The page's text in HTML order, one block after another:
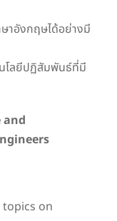
าอังกฤษได้อย่างมี
โลยีปฏิสัมพันธ์ที่มี
and
on